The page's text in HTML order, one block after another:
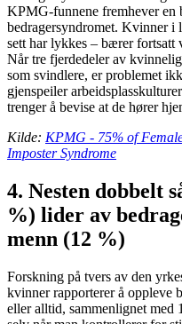
KPMG-funnene fremhever en
bedragersyndromet. Kvinner i
sett har lykkes – bærer fortsatt
Når tre fjerdedeler av
som svindlere, er problemet
gjenspeiler
trenger å bevise at de hører
Kilde: KPMG - 75% of
Imposter Syndrome
4. Nesten dobbelt
%) lider av
menn (12 %)
Forskning på tvers av den
kvinner rapporterer å oppleve
eller alltid, sammenlignet med